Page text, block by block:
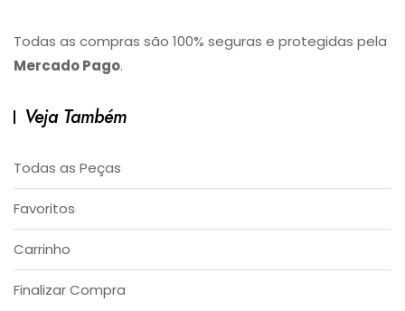
Todas as compras são 100% seguras e protegidas pela
Mercado Pago.
Veja Também
Todas as Peças
Favoritos
Carrinho
Finalizar Compra